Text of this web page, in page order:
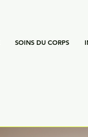
SOINS DU CORPS